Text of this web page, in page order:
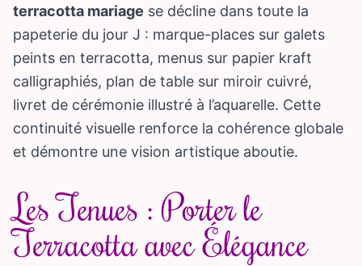
terracotta mariage se décline dans toute la
papeterie du jour J : marque-places sur galets
peints en terracotta, menus sur papier kraft
calligraphiés, plan de table sur miroir cuivré,
livret de cérémonie illustré à l’aquarelle. Cette
continuité visuelle renforce la cohérence globale
et démontre une vision artistique aboutie.
Les Tenues : Porter le
Terracotta avec Élégance